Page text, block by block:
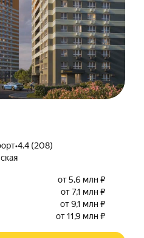
•4.4 (208)
от 5,6 млн ₽
от 7,1 млн ₽
от 9,1 млн ₽
от 11,9 млн ₽